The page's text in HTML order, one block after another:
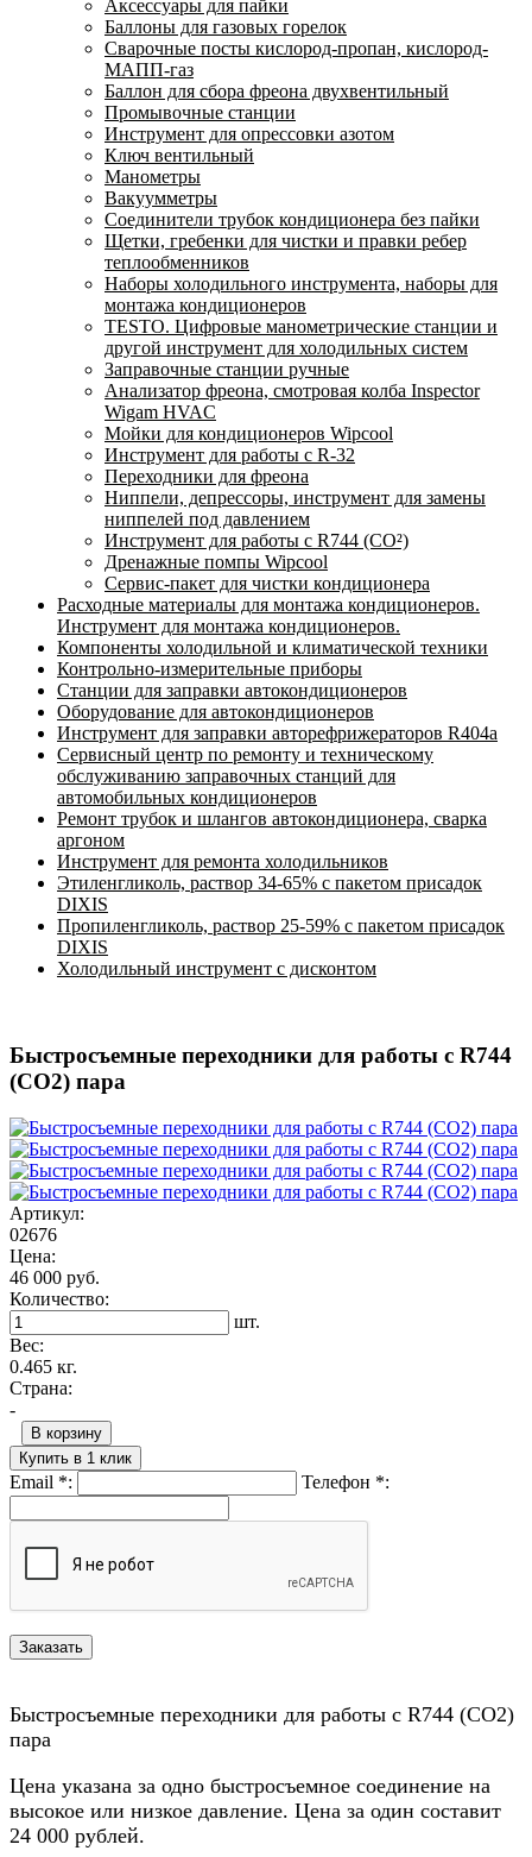
Аксессуары для пайки
Баллоны для газовых горелок
Сварочные посты кислород-пропан, кислород-
МАПП-газ
Баллон для сбора фреона двухвентильный
Промывочные станции
Инструмент для опрессовки азотом
Ключ вентильный
Манометры
Вакуумметры
Соединители трубок кондиционера без пайки
Щетки, гребенки для чистки и правки ребер
теплообменников
Наборы холодильного инструмента, наборы для
монтажа кондиционеров
TESTO. Цифровые манометрические станции и
другой инструмент для холодильных систем
Заправочные станции ручные
Анализатор фреона, смотровая колба Inspector
Wigam HVAC
Мойки для кондиционеров Wipcool
Инструмент для работы с R-32
Переходники для фреона
Ниппели, депрессоры, инструмент для замены
ниппелей под давлением
Инструмент для работы с R744 (CO²)
Дренажные помпы Wipcool
Сервис-пакет для чистки кондиционера
Расходные материалы для монтажа кондиционеров.
Инструмент для монтажа кондиционеров.
Компоненты холодильной и климатической техники
Контрольно-измерительные приборы
Станции для заправки автокондиционеров
Оборудование для автокондиционеров
Инструмент для заправки авторефрижераторов R404a
Сервисный центр по ремонту и техническому
обслуживанию заправочных станций для
автомобильных кондиционеров
Ремонт трубок и шлангов автокондиционера, сварка
аргоном
Инструмент для ремонта холодильников
Этиленгликоль, раствор 34-65% с пакетом присадок
DIXIS
Пропиленгликоль, раствор 25-59% с пакетом присадок
DIXIS
Холодильный инструмент с дисконтом
Быстросъемные переходники для работы с R744
(CO2) пара
Артикул:
02676
Цена:
46 000 руб.
Количество:
шт.
Вес:
0.465 кг.
Страна:
-
В корзину
Купить в 1 клик
Email *: Телефон *:
Быстросъемные переходники для работы с R744 (CO2)
пара
Цена указана за одно быстросъемное соединение на
высокое или низкое давление. Цена за один составит
24 000 рублей.